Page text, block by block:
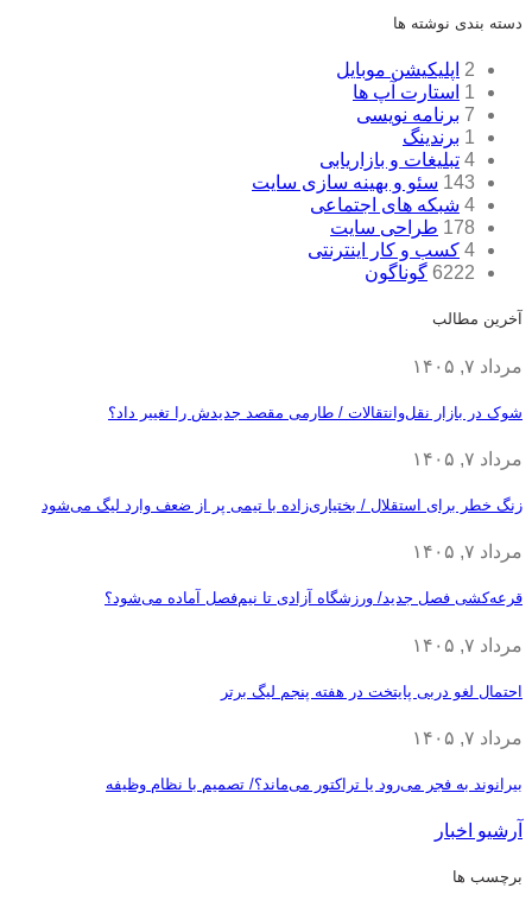
دسته بندی نوشته ها
2 اپلیکیشن موبایل
1 استارت آپ ها
7 برنامه نویسی
1 برندینگ
4 تبلیغات و بازاریابی
143 سئو و بهینه سازی سایت
4 شبکه های اجتماعی
178 طراحی سایت
4 کسب و کار اینترنتی
6222 گوناگون
آخرین مطالب
مرداد ۷, ۱۴۰۵
شوک در بازار نقل‌وانتقالات / طارمی مقصد جدیدش را تغییر داد؟
مرداد ۷, ۱۴۰۵
زنگ خطر برای استقلال / بختیاری‌زاده با تیمی پر از ضعف وارد لیگ می‌شود
مرداد ۷, ۱۴۰۵
قرعه‎‌کشی فصل جدید/ ورزشگاه آزادی تا نیم‌فصل آماده می‌شود؟
مرداد ۷, ۱۴۰۵
احتمال لغو دربی پایتخت در هفته پنجم لیگ برتر
مرداد ۷, ۱۴۰۵
بیرانوند به فجر می‌رود یا تراکتور می‌ماند؟/ تصمیم با نظام وظیفه
آرشیو اخبار
برچسب ها